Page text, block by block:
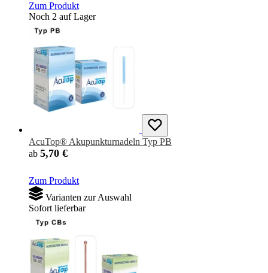
Zum Produkt
Noch 2 auf Lager
AcuTop® Akupunkturnadeln Typ PB
ab 5,70 €
Zum Produkt
Varianten zur Auswahl
Sofort lieferbar